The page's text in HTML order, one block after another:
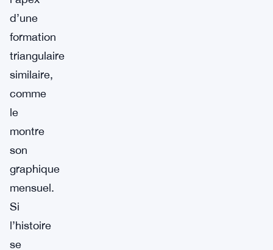
d’une
formation
triangulaire
similaire,
comme
le
montre
son
graphique
mensuel.
Si
l’histoire
se